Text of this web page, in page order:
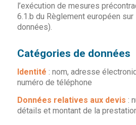
l’exécution de mesures
6.1.b du Règlement européen
données).
Catégories de données
Identité : nom, adresse
numéro de téléphone
Données relatives aux devis :
détails et montant de la